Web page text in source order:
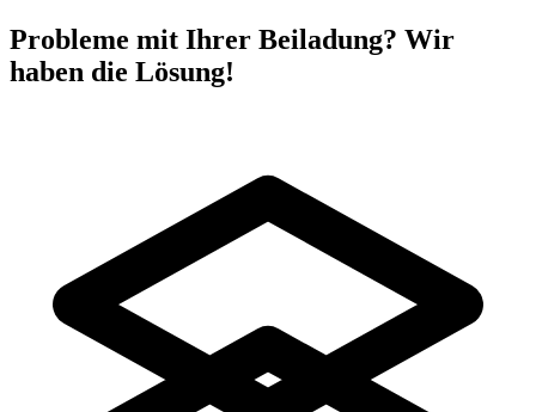
Probleme mit Ihrer Beiladung? Wir
haben die Lösung!